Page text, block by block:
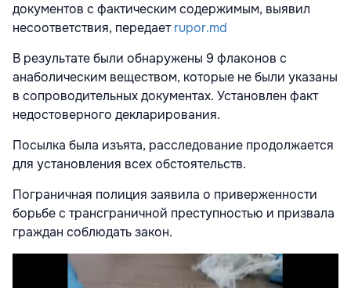
документов с фактическим содержимым, выявил
несоответствия, передаетrupor.md
В результате были обнаружены 9 флаконов с
анаболическим веществом, которые не были указаны
в сопроводительных документах. Установлен факт
недостоверного декларирования.
Посылка была изъята, расследование продолжается
для установления всех обстоятельств.
Пограничная полиция заявила о приверженности
борьбе с трансграничной преступностью и призвала
граждан соблюдать закон.